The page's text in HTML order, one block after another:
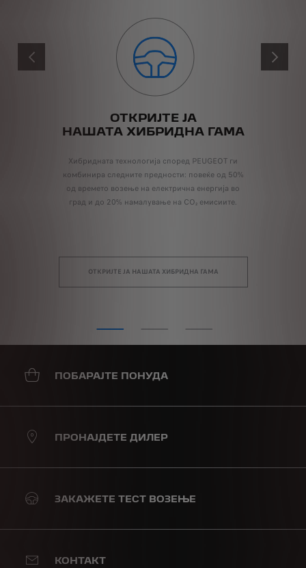
PRÉCÉDENT SUIVANT
ОТКРИЈТЕ ЈА
НАШАТА ХИБРИДНА ГАМА
Хибридната технологија според PEUGEOT ги
комбинира следните предности: повеќе од 50%
од времето возење на електрична енергија во
град и до 20% намалување на CO₂ емисиите.
ОТКРИЈТЕ ЈА НАШАТА ХИБРИДНА ГАМА
ПОБАРАЈТЕ ПОНУДА
ПРОНАЈДЕТЕ ДИЛЕР
ЗАКАЖЕТЕ ТЕСТ ВОЗЕЊЕ
КОНТАКТ